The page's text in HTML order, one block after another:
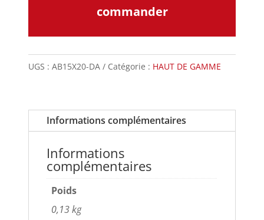
commander
UGS :AB15X20-DA Catégorie : HAUT DE GAMME
Informations complémentaires
Informations
complémentaires
Poids
0,13 kg